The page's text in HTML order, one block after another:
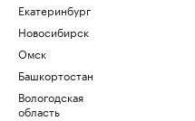
Екатеринбург
Новосибирск
Омск
Башкортостан
Вологодская
область